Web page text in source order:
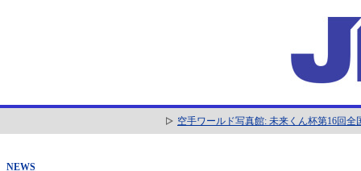
空手ワールド写真館: 未来くん杯第16回
NEWS